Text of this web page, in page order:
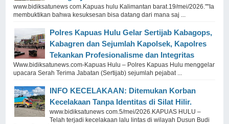
www.bidiksatunews com.Kapuas hulu Kalimantan barat.19/mei/2026.""Ia
membuktikan bahwa kesuksesan bisa datang dari mana saj ...
Polres Kapuas Hulu Gelar Sertijab Kabagops,
Kabagren dan Sejumlah Kapolsek, Kapolres
Tekankan Profesionalisme dan Integritas
Www.bidiksatunews.com-Kapuas Hulu – Polres Kapuas Hulu menggelar
upacara Serah Terima Jabatan (Sertijab) sejumlah pejabat ...
INFO KECELAKAAN: Ditemukan Korban
Kecelakaan Tanpa Identitas di Silat Hilir.
www.bidiksatunews com.5/mei/2026.KAPUAS HULU –
Telah terjadi kecelakaan lalu lintas di wilayah Dusun Budi